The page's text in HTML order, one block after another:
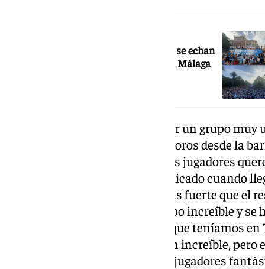
¡Histórico! Más de 185.000 personas se echan
a la calle para celebrar el ascenso del Málaga
A pesar de haber demostrado ser un grupo
que es muy complicado ver los toros desde la
fácil, nada fácil. Al final todos los jugadores
trabajamos día a día, y es complicado cuando
tienes que entrenar un poco más fuerte que el
unión del grupo; ha sido un grupo increíble y
fuera. Yo pensaba que el grupo que teníamos
superar porque había una unión increíble, pero
he encontrado con un grupo de jugadores